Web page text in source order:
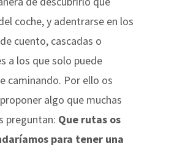
coche, y adentrarse en los
cuento, cascadas o
a los que solo puede
caminando. Por ello os
algo que muchas
preguntan: Que rutas os
para tener una